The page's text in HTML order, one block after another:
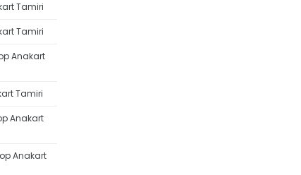
Tamiri
Tamiri
Anakart
Tamiri
Anakart
Anakart